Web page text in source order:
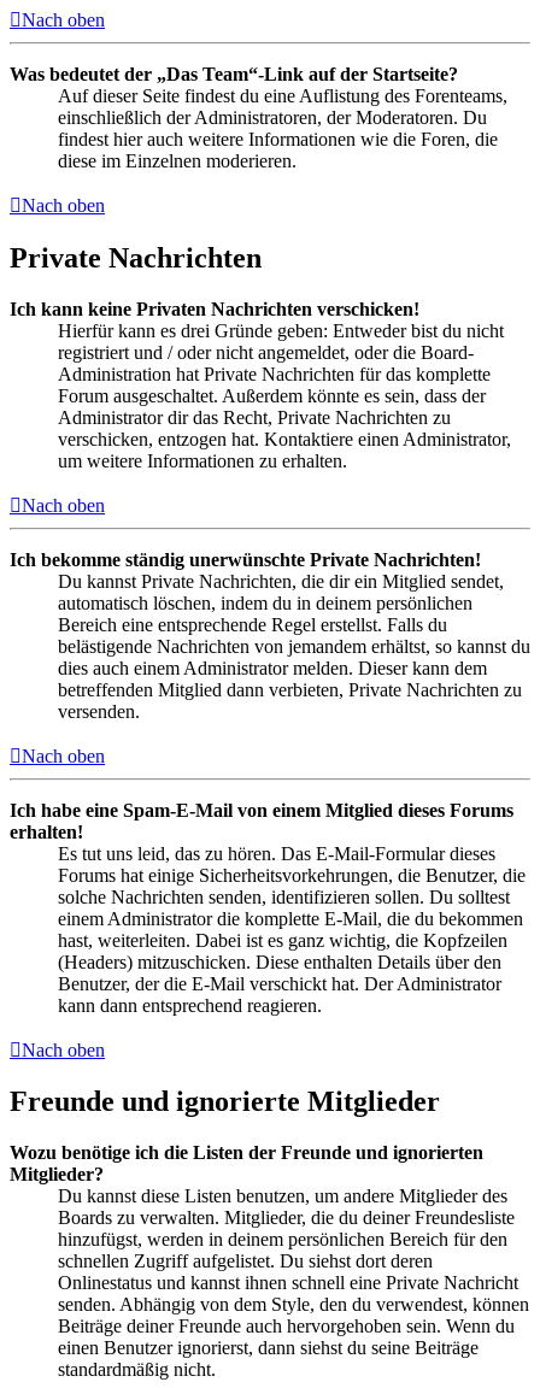
Nach oben
Was bedeutet der „Das Team“-Link auf der Startseite?
Auf dieser Seite findest du eine Auflistung des Forenteams,
einschließlich der Administratoren, der Moderatoren. Du
findest hier auch weitere Informationen wie die Foren, die
diese im Einzelnen moderieren.
Nach oben
Private Nachrichten
Ich kann keine Privaten Nachrichten verschicken!
Hierfür kann es drei Gründe geben: Entweder bist du nicht
registriert und / oder nicht angemeldet, oder die Board-
Administration hat Private Nachrichten für das komplette
Forum ausgeschaltet. Außerdem könnte es sein, dass der
Administrator dir das Recht, Private Nachrichten zu
verschicken, entzogen hat. Kontaktiere einen Administrator,
um weitere Informationen zu erhalten.
Nach oben
Ich bekomme ständig unerwünschte Private Nachrichten!
Du kannst Private Nachrichten, die dir ein Mitglied sendet,
automatisch löschen, indem du in deinem persönlichen
Bereich eine entsprechende Regel erstellst. Falls du
belästigende Nachrichten von jemandem erhältst, so kannst du
dies auch einem Administrator melden. Dieser kann dem
betreffenden Mitglied dann verbieten, Private Nachrichten zu
versenden.
Nach oben
Ich habe eine Spam-E-Mail von einem Mitglied dieses Forums
erhalten!
Es tut uns leid, das zu hören. Das E-Mail-Formular dieses
Forums hat einige Sicherheitsvorkehrungen, die Benutzer, die
solche Nachrichten senden, identifizieren sollen. Du solltest
einem Administrator die komplette E-Mail, die du bekommen
hast, weiterleiten. Dabei ist es ganz wichtig, die Kopfzeilen
(Headers) mitzuschicken. Diese enthalten Details über den
Benutzer, der die E-Mail verschickt hat. Der Administrator
kann dann entsprechend reagieren.
Nach oben
Freunde und ignorierte Mitglieder
Wozu benötige ich die Listen der Freunde und ignorierten
Mitglieder?
Du kannst diese Listen benutzen, um andere Mitglieder des
Boards zu verwalten. Mitglieder, die du deiner Freundesliste
hinzufügst, werden in deinem persönlichen Bereich für den
schnellen Zugriff aufgelistet. Du siehst dort deren
Onlinestatus und kannst ihnen schnell eine Private Nachricht
senden. Abhängig von dem Style, den du verwendest, können
Beiträge deiner Freunde auch hervorgehoben sein. Wenn du
einen Benutzer ignorierst, dann siehst du seine Beiträge
standardmäßig nicht.